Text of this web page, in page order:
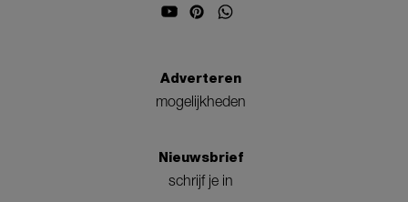
Adverteren
mogelijkheden
Nieuwsbrief
schrijf je in